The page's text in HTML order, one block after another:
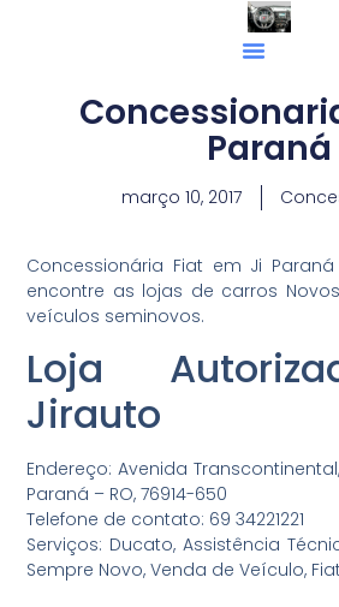
Paraná
março 10, 2017
Concessionária Fiat em Ji
encontre as lojas de carros
veículos seminovos.
Loja
Jirauto
Endereço: Avenida
Paraná – RO, 76914-650
Telefone de contato: 69 34221221
Serviços: Ducato, Assistência
Sempre Novo, Venda de Veículo,